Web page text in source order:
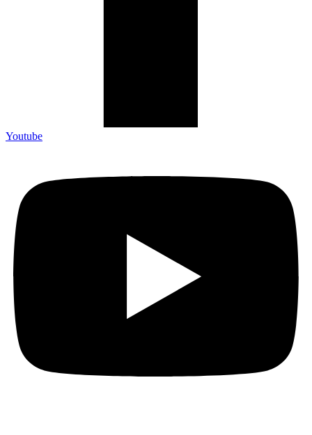
Youtube